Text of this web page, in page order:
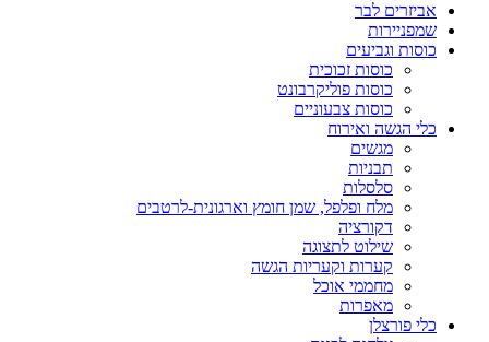
אביזרים לבר
שמפניירות
כוסות וגביעים
כוסות זכוכית
כוסות פוליקרבונט
כוסות צבעוניים
כלי הגשה ואירוח
מגשים
תבניות
סלסלות
מלח ופלפל, שמן חומץ וארגונית-לרטבים
דקורציה
שילוט לתצוגה
קערות וקעריות הגשה
מחממי אוכל
מאפרות
כלי פורצלן